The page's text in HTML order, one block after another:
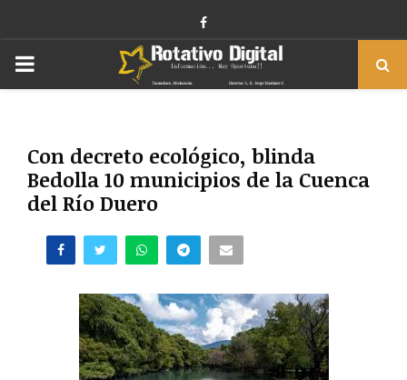
Facebook
PRIMARY
Con decreto ecológico, blinda
Bedolla 10 municipios de la Cuenca
del Río Duero